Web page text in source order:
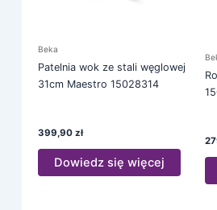
Beka
Patelnia wok ze stali węglowej
31cm Maestro 15028314
399,90 zł
Dowiedz się więcej